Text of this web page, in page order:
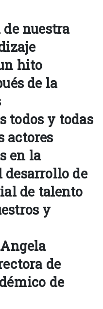
nuestra
hito
de la
todos y todas
actores
en la
de
de talento
y
Angela
de
de